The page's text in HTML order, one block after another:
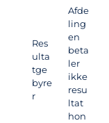
Res
ulta
tge
byre
r
Afde
ling
en
beta
ler
ikke
resu
ltat
hon